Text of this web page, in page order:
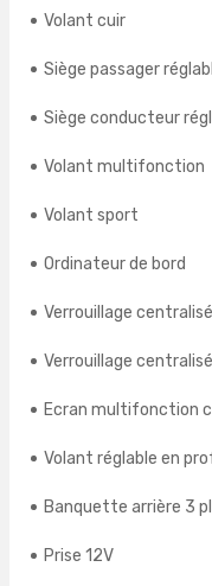
Volant cuir
Siège passager
Siège conducteur
Volant multifonction
Volant sport
Ordinateur de bord
Verrouillage
Verrouillage
Ecran multifonction
Volant réglable en
Banquette arrière 3
Prise 12V